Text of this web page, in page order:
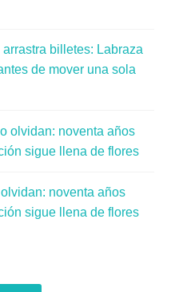
arrastra billetes: Labraza
de mover una sola
olvidan: noventa años
sigue llena de flores
noventa años
sigue llena de flores